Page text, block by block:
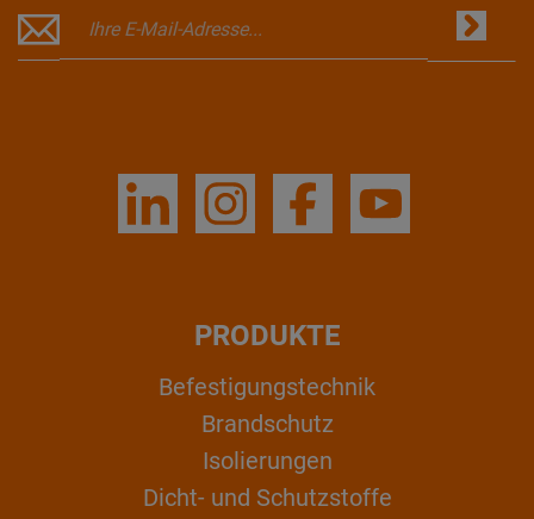
PRODUKTE
Befestigungstechnik
Brandschutz
Isolierungen
Dicht- und Schutzstoffe